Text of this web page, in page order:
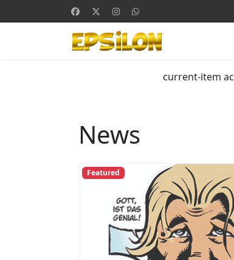
current-item
News
Featured